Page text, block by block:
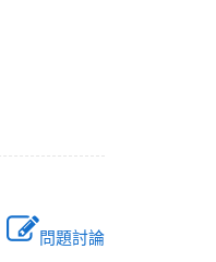
問題討論